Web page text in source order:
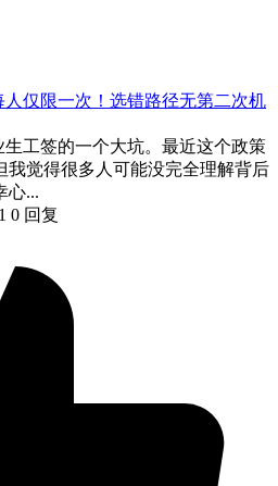
仅限一次！选错路径无第二次机
工签的一个大坑。最近这个政策
我觉得很多人可能没完全理解背后
心...
0 回复